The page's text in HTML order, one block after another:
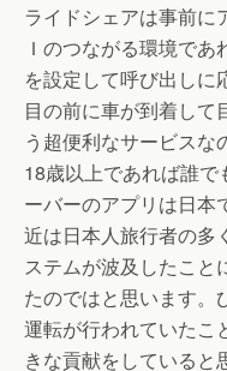
ライドシェアは事前に
Ｉのつながる環境で
を設定して呼び出しに
目の前に車が到着して
う超便利なサービス
18歳以上であれば誰
ーバーのアプリは日本
近は日本人旅行者の多
ステムが波及したこと
たのではと思います。
運転が行われていたこ
きな貢献をしていると